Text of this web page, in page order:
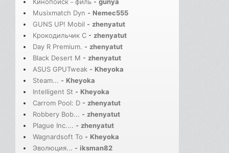
Musixmatch Dyn - Nemec555
GUNS UP! Mobil - zhenyatut
Крокодильчик С - zhenyatut
Day R Premium. - zhenyatut
Black Desert M - zhenyatut
ASUS GPUTweak - Kheyoka
Steam... - Kheyoka
Intelligent St - Kheyoka
Carrom Pool: D - zhenyatut
Robbery Bob... - zhenyatut
Plague Inc.... - zhenyatut
Wagnardsoft To - Kheyoka
Эволюция... - iksman82